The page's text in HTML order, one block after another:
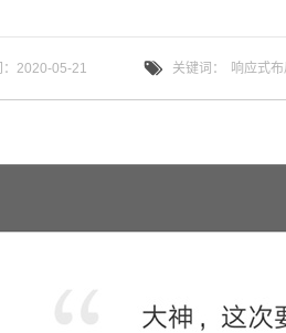
：2020-05-21 关键词： 响应式布